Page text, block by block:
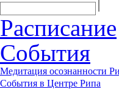
Расписание
События
Медитация осознанности
События в Центре Рипа